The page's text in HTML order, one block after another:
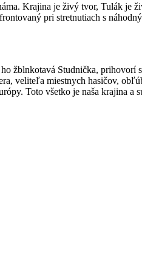
Krajina je živý tvor, Tulák
pri stretnutiach s
žblnkotavá Studnička,
veliteľa miestnych hasičov,
Toto všetko je naša krajina a